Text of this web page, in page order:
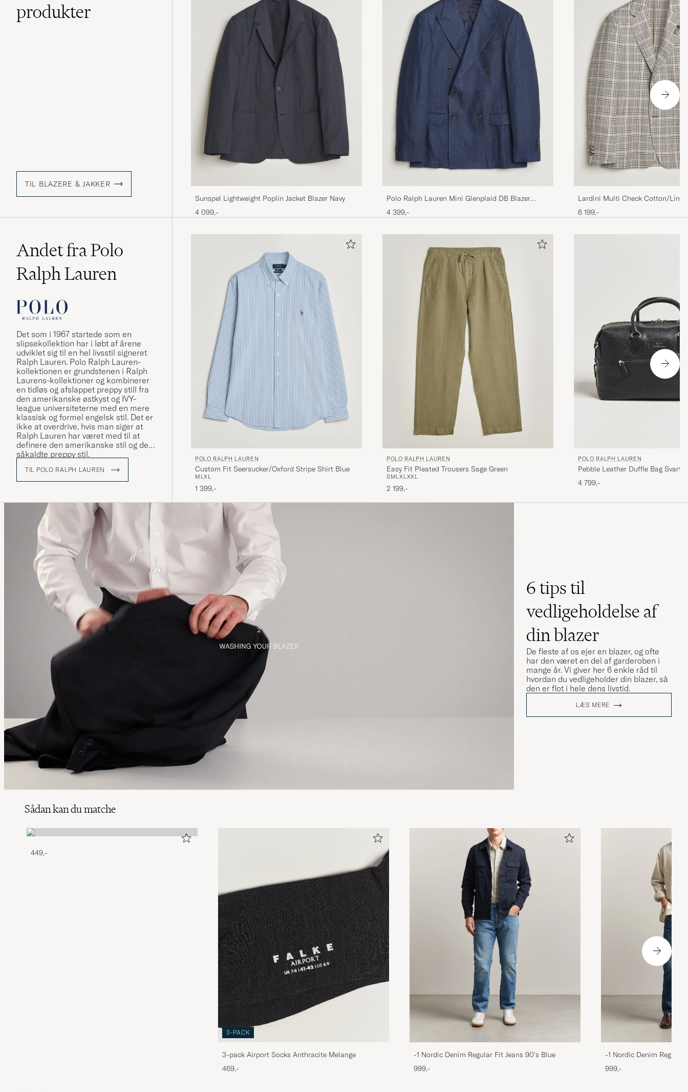
produkter
TIL BLAZERE & JAKKER
Sunspel Lightweight Poplin Jacket Blazer Navy
4 099,-
Polo Ralph Lauren Mini Glenplaid DB Blazer
Spring Navy
4 399,-
Lardini Multi Check Cotton/Linen
6 199,-
Andet fra Polo
Ralph Lauren
Det som i 1967 startede som en
slipsekollektion har i løbt af årene
udviklet sig til en hel livsstil signeret
Ralph Lauren. Polo Ralph Lauren-
kollektionen er grundstenen i Ralph
Laurens-kollektioner og kombinerer
en tidløs og afslappet preppy still fra
den amerikanske østkyst og IVY-
league universiteterne med en mere
klassisk og formel engelsk stil. Det er
ikke at overdrive, hvis man siger at
Ralph Lauren har været med til at
definere den amerikanske stil og den
såkaldte preppy stil.
TIL POLO RALPH LAUREN
POLO RALPH LAUREN
Custom Fit Seersucker/Oxford Stripe Shirt Blue
M LXL
1 399,-
POLO RALPH LAUREN
Easy Fit Pleated Trousers Sage Green
SMLXL XXL
2 199,-
POLO RALPH LAUREN
Pebble Leather Duffle Bag Svart
4 799,-
6 tips til
vedligeholdelse af
din blazer
De fleste af os ejer en blazer, og ofte
har den været en del af garderoben i
mange år. Vi giver her 6 enkle råd til
hvordan du vedligeholder din blazer, så
den er flot i hele dens livstid.
LÆS MERE
Sådan kan du matche
449,-
3-PACK
3-pack Airport Socks Anthracite Melange
469,-
-1 Nordic Denim Regular Fit Jeans 90's Blue
999,-
-1 Nordic Denim Regular
999,-